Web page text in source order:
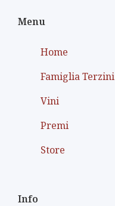
Menu
Home
Famiglia Terzini
Vini
Premi
Store
Info